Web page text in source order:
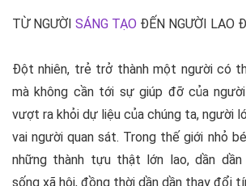
TỪ NGƯỜI SÁNG TẠO ĐẾN NGƯỜI LAO
Đột nhiên, trẻ trở thành một người có
mà không cần tới sự giúp đỡ của
vượt ra khỏi dự liệu của chúng ta, người
vai người quan sát. Trong thế giới nhỏ
những thành tựu thật lớn lao, dần
sống xã hội, đồng thời dần dần thay đổi